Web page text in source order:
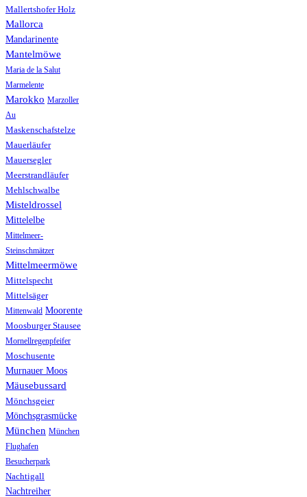
Mallertshofer Holz
Mallorca
Mandarinente
Mantelmöwe
Maria de la Salut
Marmelente
Marokko Marzoller
Au
Maskenschafstelze
Mauerläufer
Mauersegler
Meerstrandläufer
Mehlschwalbe
Misteldrossel
Mittelelbe
Mittelmeer-
Steinschmätzer
Mittelmeermöwe
Mittelspecht
Mittelsäger
Mittenwald Moorente
Moosburger Stausee
Mornellregenpfeifer
Moschusente
Murnauer Moos
Mäusebussard
Mönchsgeier
Mönchsgrasmücke
München München
Flughafen
Besucherpark
Nachtigall
Nachtreiher